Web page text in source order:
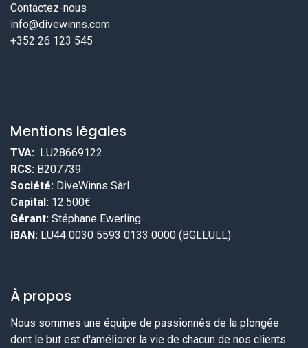
Contactez-nous
info@divewinns.com
+352 26 123 545
Mentions légales
TVA: LU28669122
RCS: B207739
Société: DiveWinns Sàrl
Capital: 12.500€
Gérant: Stéphane Ewerling
IBAN: LU44 0030 5593 0133 0000 (BGLLULL)
À propos
Nous sommes une équipe de passionnés de la plongée
dont le but est d'améliorer la vie de chacun de nos clients